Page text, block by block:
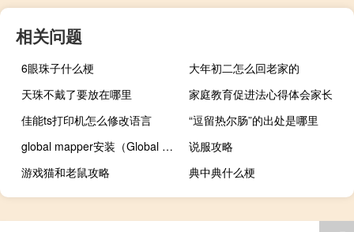
相关问题
6眼珠子什么梗
大年初二怎么回老家的
天珠不戴了要放在哪里
家庭教育促进法心得体会家长
佳能ts打印机怎么修改语言
“逗留热尔肠”的出处是哪里
global mapper安装（Global Mapper 软件的使用方法）
说服攻略
游戏猫和老鼠攻略
典中典什么梗